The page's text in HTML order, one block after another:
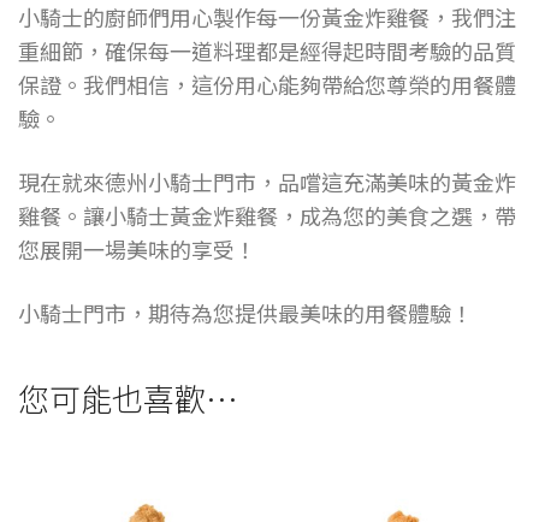
小騎士的廚師們用心製作每一份黃金炸雞餐，我們注
重細節，確保每一道料理都是經得起時間考驗的品質
保證。我們相信，這份用心能夠帶給您尊榮的用餐體
驗。
現在就來德州小騎士門市，品嚐這充滿美味的黃金炸
雞餐。讓小騎士黃金炸雞餐，成為您的美食之選，帶
您展開一場美味的享受！
小騎士門市，期待為您提供最美味的用餐體驗！
您可能也喜歡…